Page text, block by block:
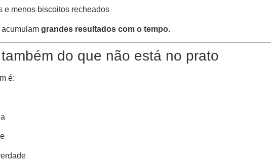
e menos biscoitos recheados
grandes resultados com o tempo.
do que não está no prato
é: